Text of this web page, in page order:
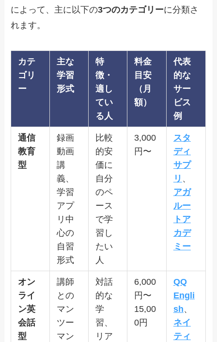
によって、主に以下の3つのカテゴリーに分類さ
れます。
カテ
ゴリ
ー
主な
学習
形式
特
徴・
適し
てい
る人
料金
目安
（月
額）
代表
的な
サー
ビス
例
通信
教育
型
録画
動画
講
義、
学習
アプ
リ中
心の
自習
形式
比較
的安
価に
自分
のペ
ース
で学
習し
たい
人
3,000
円〜
スタ
ディ
サプ
リ 、
アガ
ルー
トア
カデ
ミー
オン
ライ
ン英
会話
型
講師
との
マン
ツー
マン
対話
的な
学
習、
リア
6,000
円〜
15,00
0円
QQ
Engli
sh、
ネイ
ティ